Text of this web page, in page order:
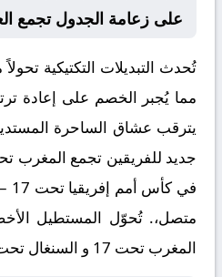
على زعامة الجدول تجمع
تُحدث التبديلات التكتيكية
مما يُجبر الخصم على إعادة
يترقب عشاق الساحرة
متصل،. تُحوّل المستطيل
المغرب تحت 17 و السنغال تحت 17.